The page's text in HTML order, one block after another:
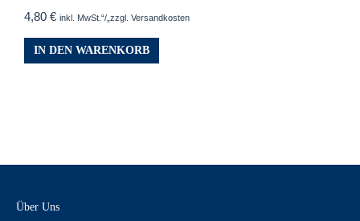
4,80 € inkl. MwSt.“/„zzgl. Versandkosten
IN DEN WARENKORB
Über Uns